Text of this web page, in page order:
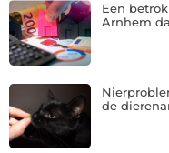
Een
Arnhem
de